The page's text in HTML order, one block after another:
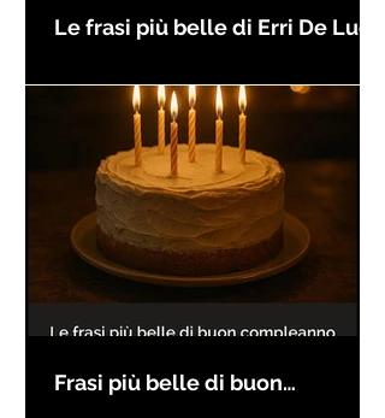
Le frasi più belle di Erri De Luca
Frasi più belle di buon